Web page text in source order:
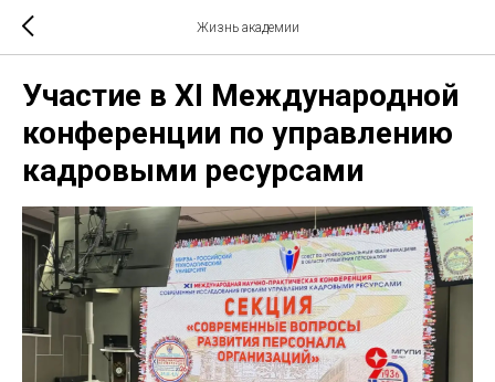
Жизнь академии
Участие в XI Международной
конференции по управлению
кадровыми ресурсами